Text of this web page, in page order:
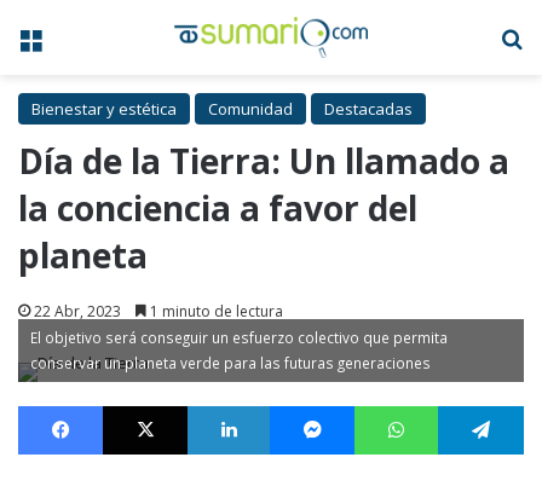
Menú
Bienestar y estética Comunidad Destacadas
Día de la Tierra: Un llamado a
la conciencia a favor del
planeta
22 Abr, 2023 1 minuto de lectura
El objetivo será conseguir un esfuerzo colectivo que permita
conservar un planeta verde para las futuras generaciones
Facebook X LinkedIn MessengerWhatsApp